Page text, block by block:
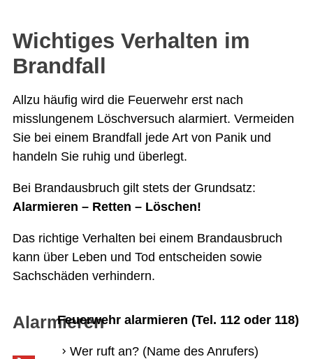
Wichtiges Verhalten im
Brandfall
Allzu häufig wird die Feuerwehr erst nach
misslungenem Löschversuch alarmiert. Vermeiden
Sie bei einem Brandfall jede Art von Panik und
handeln Sie ruhig und überlegt.
Bei Brandausbruch gilt stets der Grundsatz:
Alarmieren – Retten – Löschen!
Das richtige Verhalten bei einem Brandausbruch
kann über Leben und Tod entscheiden sowie
Sachschäden verhindern.
AlarmierenFeuerwehr alarmieren (Tel. 112 oder 118)
Wer ruft an? (Name des Anrufers)